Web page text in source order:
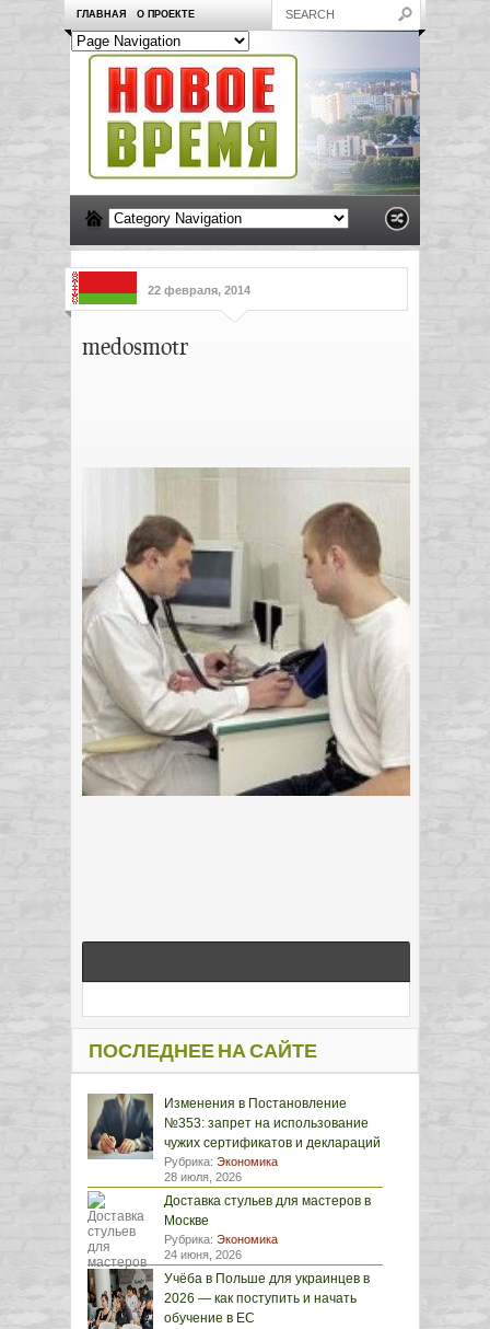
ГЛАВНАЯ О ПРОЕКТЕ
22 февраля, 2014
medosmotr
ПОСЛЕДНЕЕ НА САЙТЕ
Изменения в Постановление
№353: запрет на использование
чужих сертификатов и деклараций
Рубрика: Экономика
28 июля, 2026
Доставка стульев для мастеров в
Москве
Рубрика: Экономика
24 июня, 2026
Учёба в Польше для украинцев в
2026 — как поступить и начать
обучение в ЕС